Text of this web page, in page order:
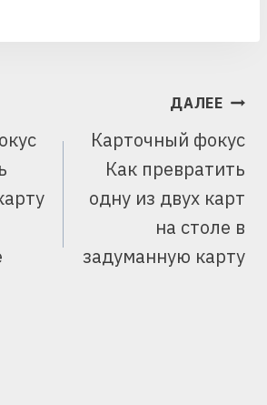
ДАЛЕЕ
Карточный фокус
Как превратить
одну из двух карт
на столе в
задуманную карту